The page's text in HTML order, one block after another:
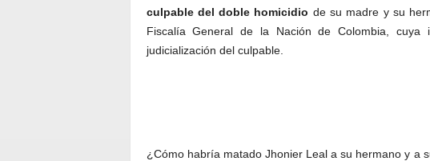
culpable del doble homicidio de su madre y su
Fiscalía General de la Nación de Colombia, cuya
judicialización del culpable.
¿Cómo habría matado Jhonier Leal a su hermano y a